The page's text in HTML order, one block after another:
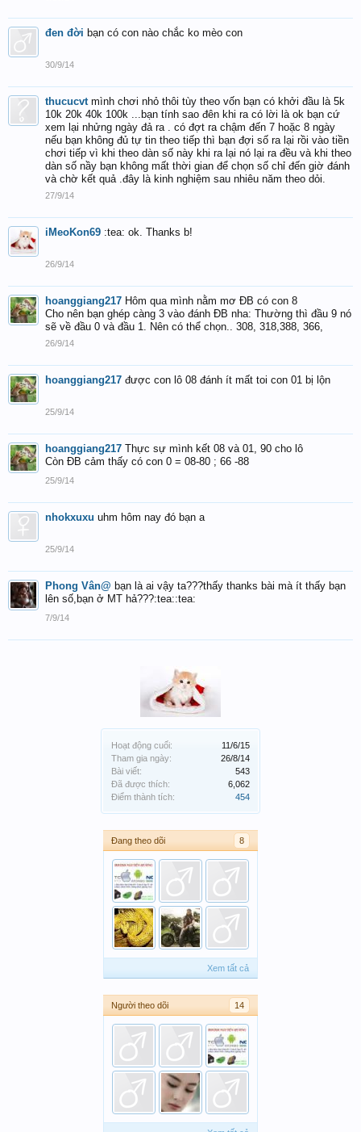
Hoạt động cuối:
11/6/15
Tham gia ngày:
26/8/14
Bài viết:
543
Đã được thích:
6,062
Điểm thành tích:
454
Đang theo dõi 8
Xem tất cả
Người theo dõi 14
đen đời bạn có con nào chắc ko mèo con
30/9/14
thucucvt mình chơi nhỏ thôi tùy theo vốn bạn có khởi đầu là 5k
10k 20k 40k 100k ...bạn tính sao đên khi ra có lời là ok bạn cứ
xem lại nhửng ngày đả ra . có đợt ra chậm đến 7 hoặc 8 ngày
nếu bạn không đủ tự tin theo tiếp thì bạn đợi số ra lại rồi vào tiền
chơi tiếp vì khi theo dàn số này khi ra lại nó lại ra đều và khi theo
dàn số nầy bạn không mất thời gian để chọn số chỉ đến giờ đánh
và chờ kết quả .đây là kinh nghiệm sau nhiêu năm theo dỏi.
27/9/14
iMeoKon69 :tea: ok. Thanks b!
26/9/14
hoanggiang217 Hôm qua mình nằm mơ ĐB có con 8
Cho nên bạn ghép càng 3 vào đánh ĐB nha: Thường thì đầu 9 nó
sẽ về đầu 0 và đầu 1. Nên có thể chọn.. 308, 318,388, 366,
26/9/14
hoanggiang217 được con lô 08 đánh ít mất toi con 01 bị lộn
25/9/14
hoanggiang217 Thực sự mình kết 08 và 01, 90 cho lô
Còn ĐB cảm thấy có con 0 = 08-80 ; 66 -88
25/9/14
nhokxuxu uhm hôm nay đó bạn a
25/9/14
Phong Vân@ bạn là ai vậy ta???thấy thanks bài mà ít thấy bạn
lên số,bạn ở MT hả???:tea::tea:
7/9/14